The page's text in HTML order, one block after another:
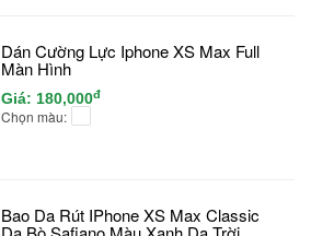
Dán Cường Lực Iphone XS Max Full
Màn Hình
Giá: 180,000đ
Chọn màu:
Bao Da Rút IPhone XS Max Classic